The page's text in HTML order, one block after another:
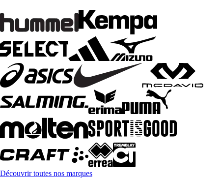
Découvrir toutes nos marques